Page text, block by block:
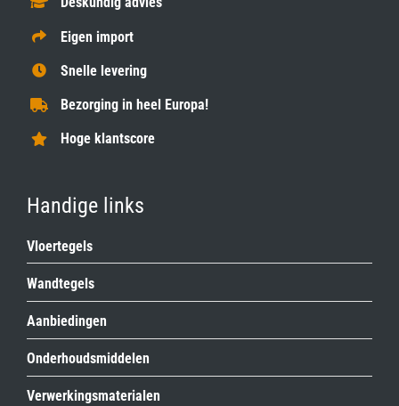
Eigen import
Snelle levering
Bezorging in heel Europa!
Hoge klantscore
Handige links
Vloertegels
Wandtegels
Aanbiedingen
Onderhoudsmiddelen
Verwerkingsmaterialen